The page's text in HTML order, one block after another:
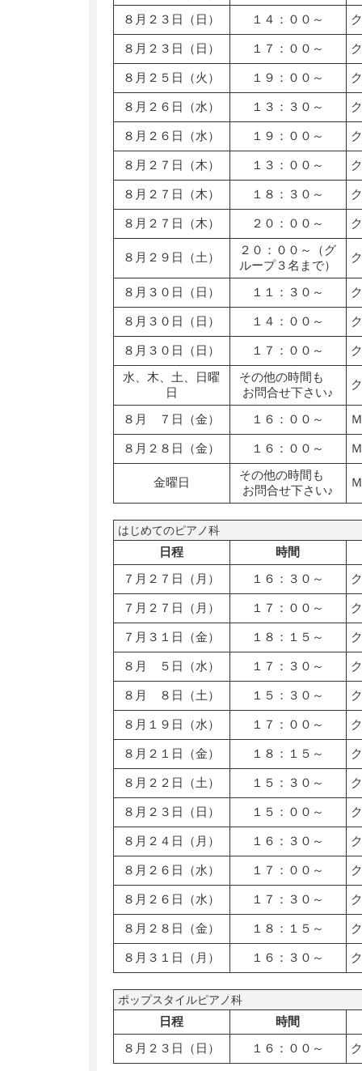
８月２３日（日） １４：００～
８月２３日（日） １７：００～
８月２５日（火） １９：００～
８月２６日（水） １３：３０～
８月２６日（水） １９：００～
８月２７日（木） １３：００～
８月２７日（木） １８：３０～
８月２７日（木） ２０：００～
８月２９日（土）
２０：００～（グ
ループ３名まで）
８月３０日（日） １１：３０～
８月３０日（日） １４：００～
８月３０日（日） １７：００～
水、木、土、日曜
日
その他の時間も
お問合せ下さい♪
８月 ７日（金） １６：００～
８月２８日（金） １６：００～
金曜日
その他の時間も
お問合せ下さい♪
はじめてのピアノ科
日程
時間
７月２７日（月）
１６：３０～
７月２７日（月） １７：００～
７月３１日（金） １８：１５～
８月 ５日（水） １７：３０～
８月 ８日（土） １５：３０～
８月１９日（水） １７：００～
８月２１日（金） １８：１５～
８月２２日（土） １５：３０～
８月２３日（日） １５：００～
８月２４日（月） １６：３０～
８月２６日（水） １７：００～
８月２６日（水） １７：３０～
８月２８日（金） １８：１５～
８月３１日（月） １６：３０～
ポップスタイルピアノ科
日程
時間
８月２３日（日）
１６：００～